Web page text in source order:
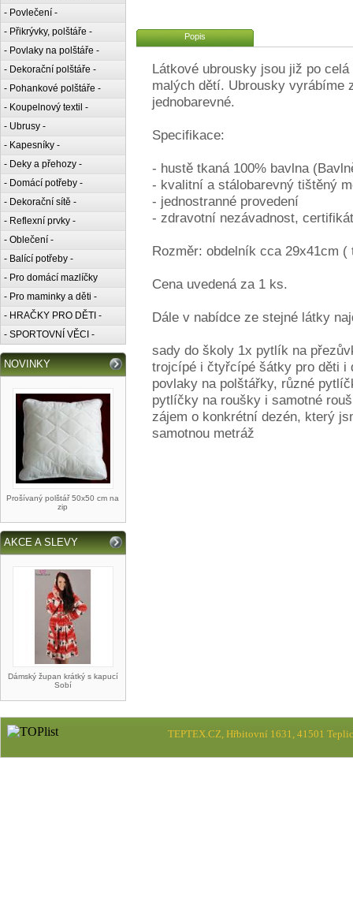
- Povlečení -
- Přikrývky, polštáře -
- Povlaky na polštáře -
- Dekorační polštáře -
- Pohankové polštáře -
- Koupelnový textil -
- Ubrusy -
- Kapesníky -
- Deky a přehozy -
- Domácí potřeby -
- Dekorační sítě -
- Reflexní prvky -
- Oblečení -
- Balící potřeby -
- Pro domácí mazlíčky
- Pro maminky a děti -
- HRAČKY PRO DĚTI -
- SPORTOVNÍ VĚCI -
NOVINKY
Prošívaný polštář 50x50 cm na
zip
AKCE A SLEVY
Dámský župan krátký s kapucí
Sobí
Popis
Látkové ubrousky jsou již po
malých dětí. Ubrousky vyrábíme
jednobarevné.
Specifikace:
- hustě tkaná 100% bavlna
- kvalitní a stálobarevný tištěný
- jednostranné provedení
- zdravotní nezávadnost,
Rozměr: obdelník cca 29x41cm
Cena uvedená za 1 ks.
Dále v nabídce ze stejné látky
sady do školy 1x pytlík na
trojcípé i čtyřcípé šátky pro děti i
povlaky na polštářky, různé
pytlíčky na roušky i samotné
zájem o konkrétní dezén, který
samotnou metráž
TEPTEX.CZ, Hřbitovní 1631, 41501